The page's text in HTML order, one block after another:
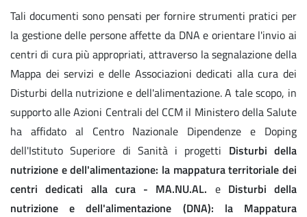
Tali documenti sono pensati per fornire strumenti pratici per
la gestione delle persone affette da DNA e orientare l'invio ai
centri di cura più appropriati, attraverso la segnalazione della
Mappa dei servizi e delle Associazioni dedicati alla cura dei
Disturbi della nutrizione e dell'alimentazione. A tale scopo, in
supporto alle Azioni Centrali del CCM il Ministero della Salute
ha affidato al Centro Nazionale Dipendenze e Doping
dell'Istituto Superiore di Sanità i progetti Disturbi della
nutrizione e dell'alimentazione: la mappatura territoriale dei
centri dedicati alla cura - MA.NU.AL. e Disturbi della
nutrizione e dell'alimentazione (DNA): la Mappatura